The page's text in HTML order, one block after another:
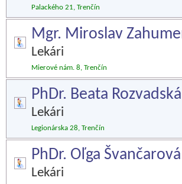
Palackého 21, Trenčín
Mgr. Miroslav
Lekári
Mierové nám. 8, Trenčín
PhDr. Beata Rozvadská
Lekári
Legionárska 28, Trenčín
PhDr. Oľga Švančarová
Lekári